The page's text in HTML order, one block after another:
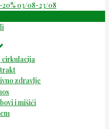
03/08-23/08
cirkulacija
zdravlje
i mišići